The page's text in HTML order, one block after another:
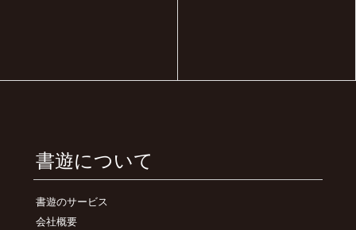
書遊について
書遊のサービス
会社概要